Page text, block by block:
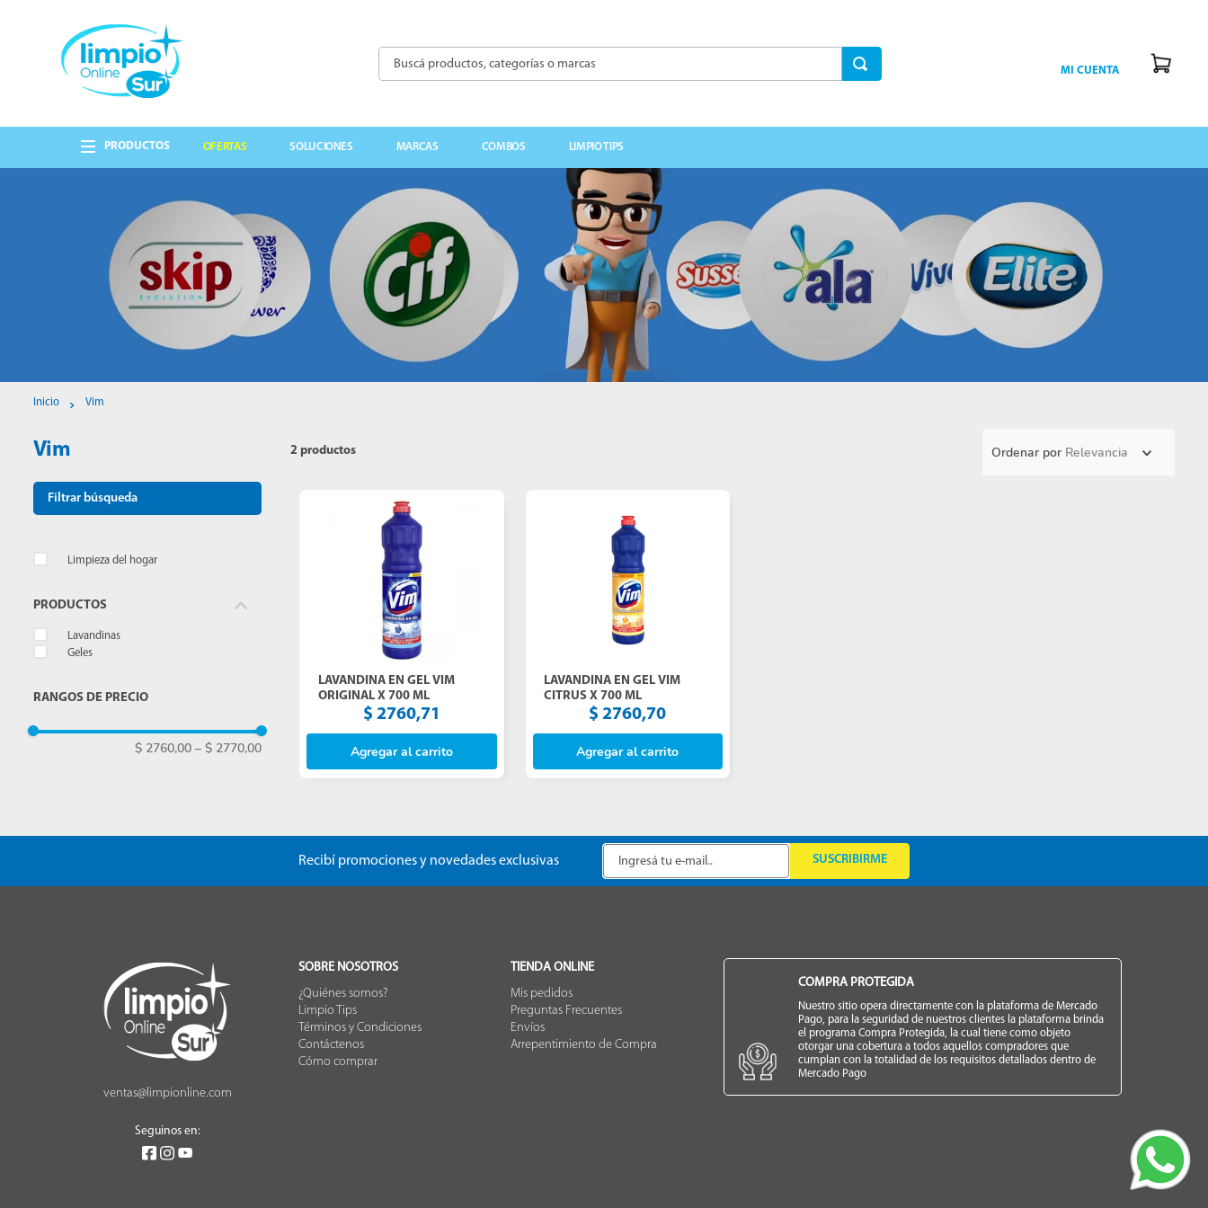
Buscá productos, categorías o marcas
MI CUENTA
OFERTAS SOLUCIONES MARCAS COMBOS LIMPIO TIPS
Vim
Vim
Filtrar búsqueda
Limpieza del hogar
Lavandinas
Geles
RANGOS DE PRECIO
$ 2760,00 – $ 2770,00
2 productos Ordenar por Relevancia
LAVANDINA EN GEL VIM
ORIGINAL X 700 ML
$ 2760,71
Agregar al carrito
LAVANDINA EN GEL VIM
CITRUS X 700 ML
$ 2760,70
Agregar al carrito
Recibí promociones y novedades exclusivas SUSCRIBIRME
ventas@limpionline.com
Seguinos en:
SOBRE NOSOTROS
¿Quiénes somos?
Limpio Tips
Términos y Condiciones
Contáctenos
Cómo comprar
TIENDA ONLINE
Mis pedidos
Preguntas Frecuentes
Envíos
Arrepentimiento de Compra
COMPRA PROTEGIDA
Nuestro sitio opera directamente con la plataforma de Mercado
Pago, para la seguridad de nuestros clientes la plataforma brinda
el programa Compra Protegida, la cual tiene como objeto
otorgar una cobertura a todos aquellos compradores que
cumplan con la totalidad de los requisitos detallados dentro de
Mercado Pago
1.
papel higienico
cepillo
.
guantes
cabo
7
bolsas